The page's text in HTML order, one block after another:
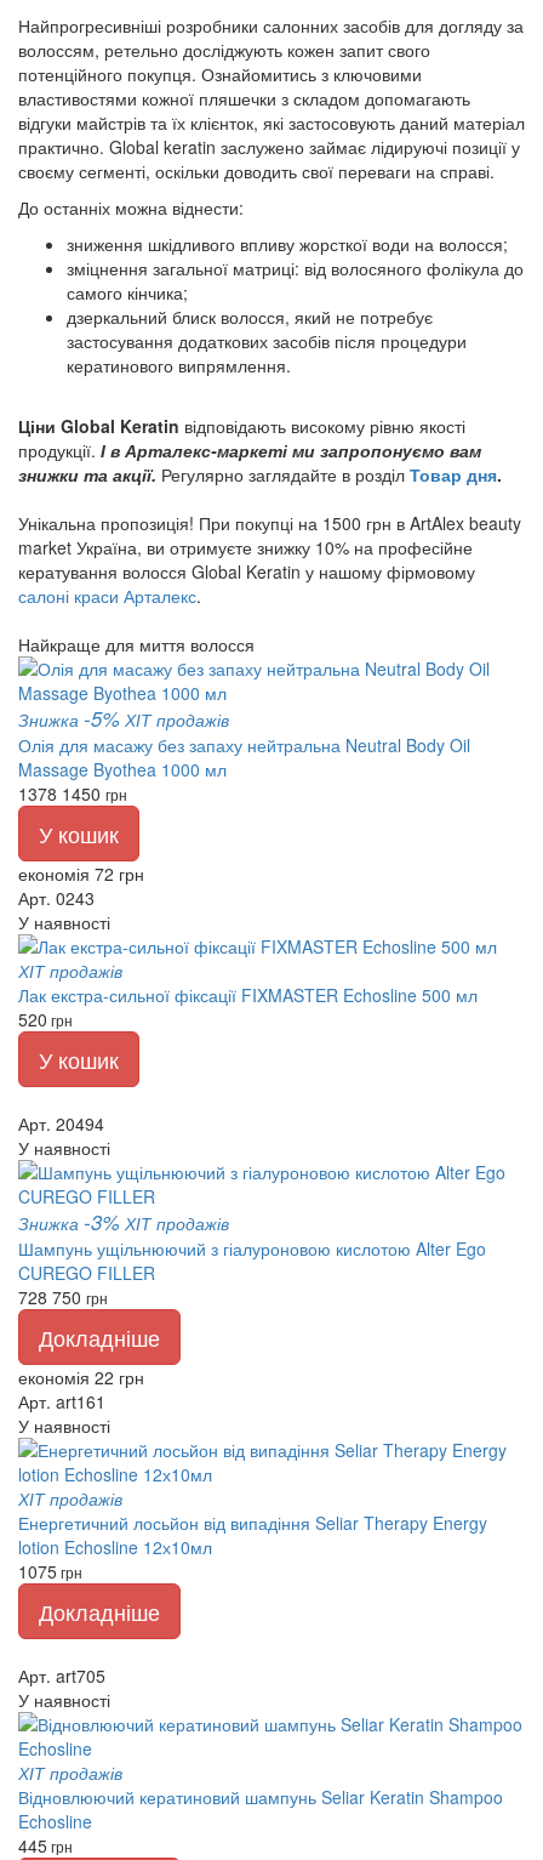
Найпрогресивніші розробники салонних засобів для догляду за
волоссям, ретельно досліджують кожен запит свого
потенційного покупця. Ознайомитись з ключовими
властивостями кожної пляшечки з складом допомагають
відгуки майстрів та їх клієнток, які застосовують даний матеріал
практично. Global keratin заслужено займає лідируючі позиції у
своєму сегменті, оскільки доводить свої переваги на справі.
До останніх можна віднести:
зниження шкідливого впливу жорсткої води на волосся;
зміцнення загальної матриці: від волосяного фолікула до
самого кінчика;
дзеркальний блиск волосся, який не потребує
застосування додаткових засобів після процедури
кератинового випрямлення.
Ціни Global Keratin відповідають високому рівню якості
продукції. І в Арталекс-маркеті ми запропонуємо вам
знижки та акції. Регулярно заглядайте в розділ Товар дня.
Унікальна пропозиція! При покупці на 1500 грн в ArtAlex beauty
market Україна, ви отримуєте знижку 10% на професійне
кератування волосся Global Keratin у нашому фірмовому
салоні краси Арталекс.
Найкраще для миття волосся
Знижка -5% ХІТ продажів
Олія для масажу без запаху нейтральна Neutral Body Oil
Massage Byothea 1000 мл
1378 1450 грн
У кошик
економія 72 грн
Арт. 0243
У наявності
ХІТ продажів
Лак екстра-сильної фіксації FIXMASTER Echosline 500 мл
520 грн
У кошик
Арт. 20494
У наявності
Знижка -3% ХІТ продажів
Шампунь ущільнюючий з гіалуроновою кислотою Alter Ego
CUREGO FILLER
728 750 грн
Докладніше
економія 22 грн
Арт. art161
У наявності
ХІТ продажів
Енергетичний лосьйон від випадіння Seliar Therapy Energy
lotion Echosline 12х10мл
1075грн
Докладніше
Арт. art705
У наявності
ХІТ продажів
Відновлюючий кератиновий шампунь Seliar Keratin Shampoo
Echosline
445грн